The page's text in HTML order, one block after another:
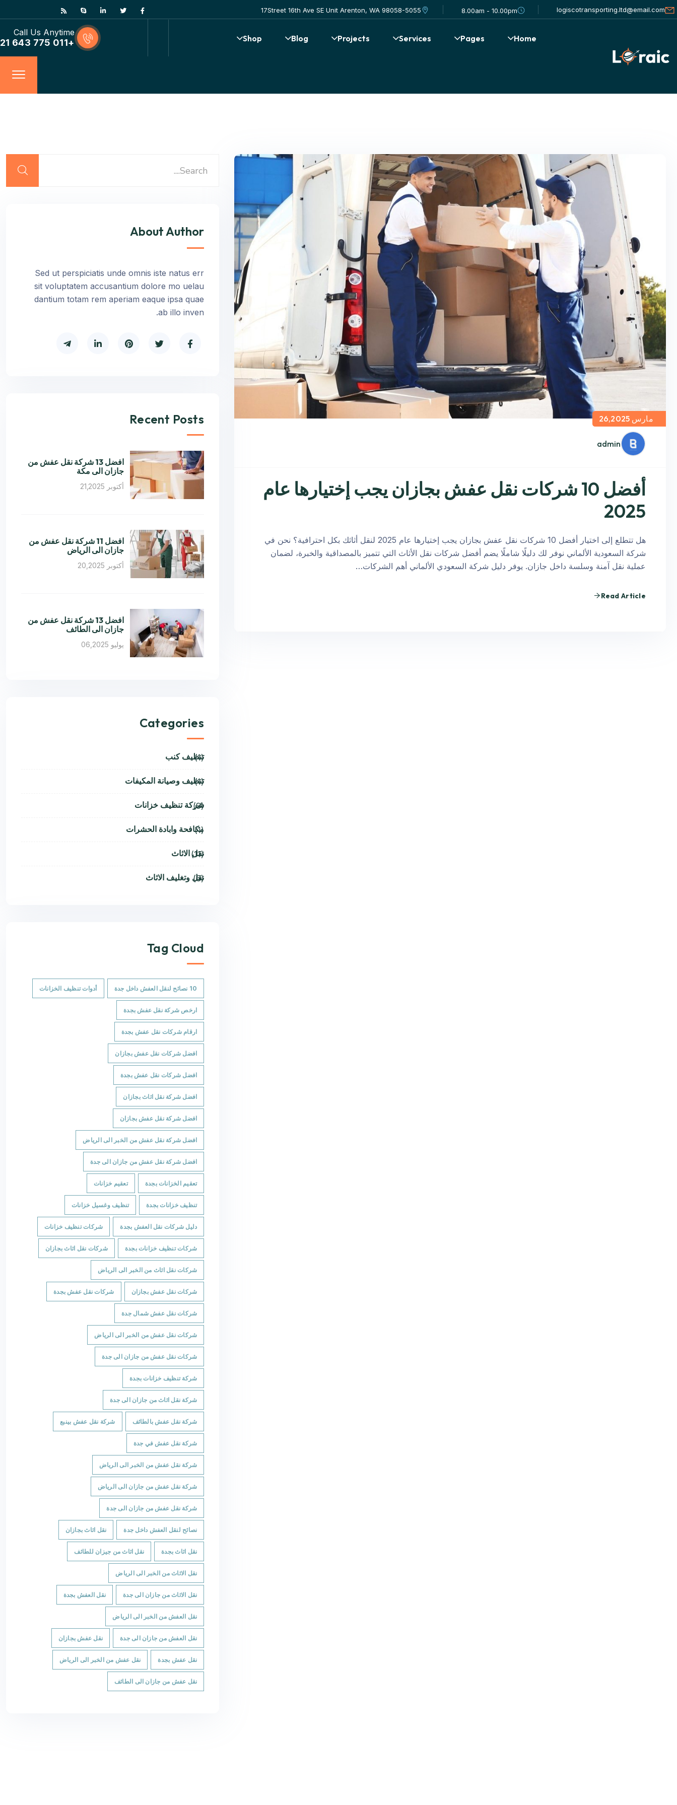
logiscotransporting.ltd@email.com
8.00am - 10.00pm
17Street 16th Ave SE Unit Arenton, WA 98058-5055
Home
Pages
Services
Projects
Blog
Shop
Call Us Anytime
+011 775 643 21
admin
مارس 26,2025
أفضل 10 شركات نقل عفش بجازان يجب إختيارها عام
2025
هل تتطلع إلى اختيار أفضل 10 شركات نقل عفش بجازان يجب إختيارها عام 2025 لنقل أثاثك بكل احترافية؟ نحن في
شركة السعودية الألماني نوفر لك دليلًا شاملًا يضم أفضل شركات نقل الأثاث التي تتميز بالمصداقية والخبرة، لضمان
عملية نقل آمنة وسلسة داخل جازان. يوفر دليل شركة السعودي الألماني أهم الشركات…
Read Article
About Author
Sed ut perspiciatis unde omnis iste natus err
sit voluptatem accusantium dolore mo uelau
dantium totam rem aperiam eaque ipsa quae
ab illo inven.
Recent Posts
افضل 13 شركة نقل عفش من
جازان الى مكة
أكتوبر 21,2025
افضل 11 شركة نقل عفش من
جازان الى الرياض
أكتوبر 20,2025
افضل 13 شركة نقل عفش من
جازان الى الطائف
يوليو 06,2025
Categories
تنظيف كنب
(1)
تنظيف وصيانة المكيفات
(1)
شركة تنظيف خزانات
(9)
مكافحة وابادة الحشرات
(1)
نقل الاثاث
(11)
نقل وتغليف الاثاث
(6)
Tag Cloud
10 نصائح لنقل العفش داخل جدة أدوات تنظيف الخزانات
ارخص شركة نقل عفش بجدة
ارقام شركات نقل عفش بجدة
افضل شركات نقل عفش بجازان
افضل شركات نقل عفش بجدة
افضل شركة نقل اثاث بجازان
افضل شركة نقل عفش بجازان
افضل شركة نقل عفش من الخبر الى الرياض
افضل شركة نقل عفش من جازان الى جدة
تعقيم الخزانات بجدة تعقيم خزانات
تنظيف خزانات بجدة تنظيف وغسيل خزانات
دليل شركات نقل العفش بجدة شركات تنظيف خزانات
شركات تنظيف خزانات بجدة شركات نقل اثاث بجازان
شركات نقل اثاث من الخبر الى الرياض
شركات نقل عفش بجازان شركات نقل عفش بجدة
شركات نقل عفش شمال جدة
شركات نقل عفش من الخبر الى الرياض
شركات نقل عفش من جازان الى جدة
شركة تنظيف خزانات بجدة
شركة نقل اثاث من جازان الى جدة
شركة نقل عفش بالطائف شركة نقل عفش بينبع
شركة نقل عفش في جدة
شركة نقل عفش من الخبر الى الرياض
شركة نقل عفش من جازان الى الرياض
شركة نقل عفش من جازان الى جدة
نصائح لنقل العفش داخل جدة نقل اثاث بجازان
نقل اثاث بجدة نقل اثاث من جيزان للطائف
نقل الاثاث من الخبر الى الرياض
نقل الاثاث من جازان الى جدة نقل العفش بجدة
نقل العفش من الخبر الى الرياض
نقل العفش من جازان الى جدة نقل عفش بجازان
نقل عفش بجدة نقل عفش من الخبر الى الرياض
نقل عفش من جازان الى الطائف